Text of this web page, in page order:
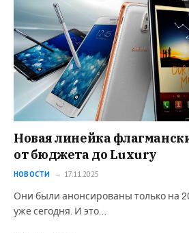
Новая линейка
от бюджета до Luxury
НОВОСТИ 17.11.2025
Они были анонсированы только на
уже сегодня. И это…